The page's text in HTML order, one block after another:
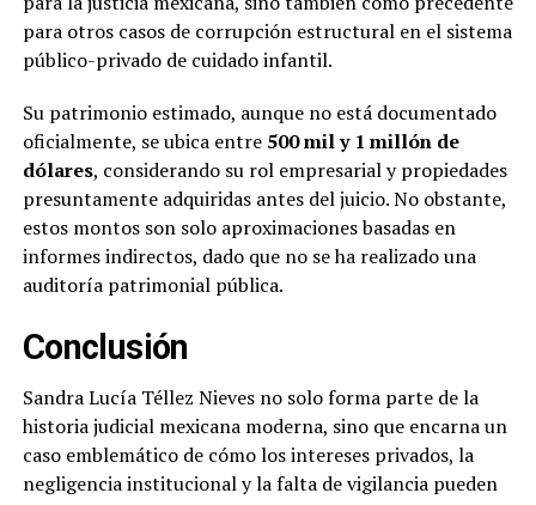
para otros casos de corrupción estructural en el sistema
público-privado de cuidado infantil.
Su patrimonio estimado, aunque no está documentado
oficialmente, se ubica entre 500 mil y 1 millón de
dólares, considerando su rol empresarial y propiedades
presuntamente adquiridas antes del juicio. No obstante,
estos montos son solo aproximaciones basadas en
informes indirectos, dado que no se ha realizado una
auditoría patrimonial pública.
Conclusión
Sandra Lucía Téllez Nieves no solo forma parte de la
historia judicial mexicana moderna, sino que encarna un
caso emblemático de cómo los intereses privados, la
negligencia institucional y la falta de vigilancia pueden